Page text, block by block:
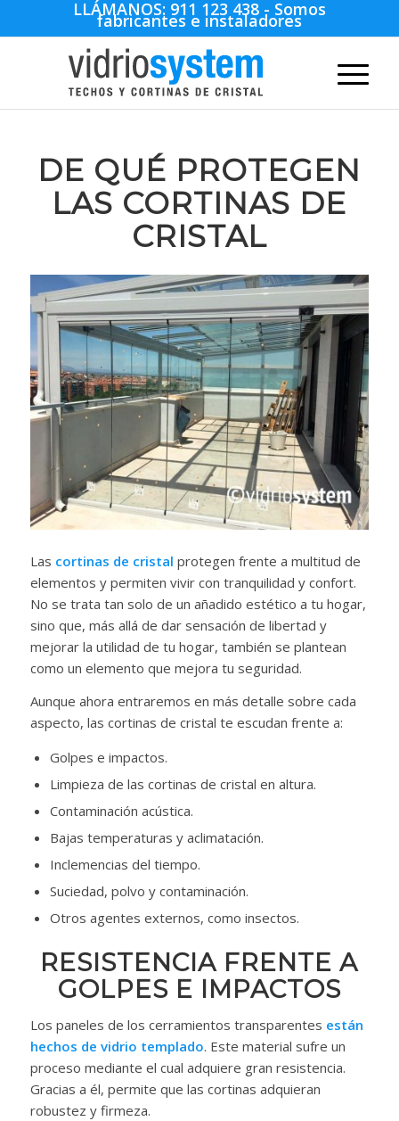
LLÁMANOS: 911 123 438 - Somos
fabricantes e instaladores
DE QUÉ PROTEGEN
LAS CORTINAS DE
CRISTAL
Las cortinas de cristal protegen frente a multitud de
elementos y permiten vivir con tranquilidad y confort.
No se trata tan solo de un añadido estético a tu hogar,
sino que, más allá de dar sensación de libertad y
mejorar la utilidad de tu hogar, también se plantean
como un elemento que mejora tu seguridad.
Aunque ahora entraremos en más detalle sobre cada
aspecto, las cortinas de cristal te escudan frente a:
Golpes e impactos.
Limpieza de las cortinas de cristal en altura.
Contaminación acústica.
Bajas temperaturas y aclimatación.
Inclemencias del tiempo.
Suciedad, polvo y contaminación.
Otros agentes externos, como insectos.
RESISTENCIA FRENTE A
GOLPES E IMPACTOS
Los paneles de los cerramientos transparentes están
hechos de vidrio templado. Este material sufre un
proceso mediante el cual adquiere gran resistencia.
Gracias a él, permite que las cortinas adquieran
robustez y firmeza.